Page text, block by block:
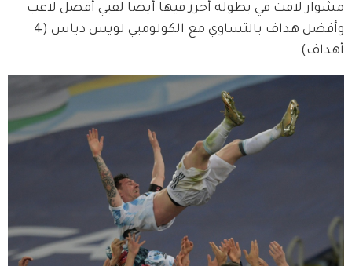
مشوار لافت في بطولة أحرز فيها أيضا لقبي أفضل لاعب
أهداف).